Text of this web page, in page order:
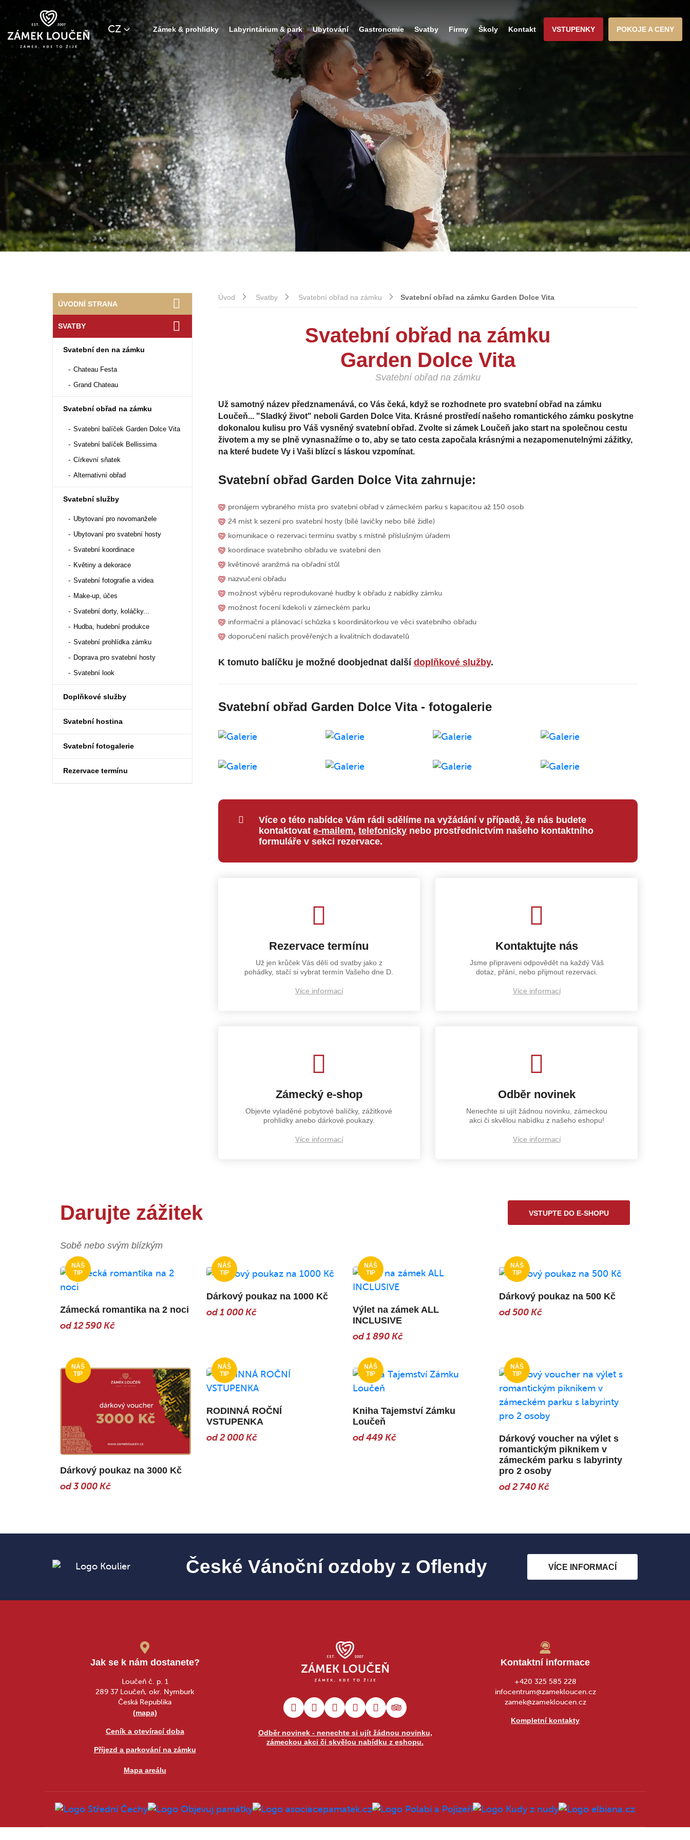
CZ VSTUPENKY POKOJE A CENY
Zámek & prohlídky Labyrintárium & park Ubytování Gastronomie Svatby Firmy Školy Kontakt
Úvod Svatby Svatební obřad na zámku Svatební obřad na zámku Garden Dolce Vita
Svatební obřad na zámku
Garden Dolce Vita
Svatební obřad na zámku
Už samotný název předznamenává, co Vás čeká, když se rozhodnete pro svatební obřad na zámku
Loučeň... "Sladký život" neboli Garden Dolce Vita. Krásné prostředí našeho romantického zámku poskytne
dokonalou kulisu pro Váš vysněný svatební obřad. Zvolte si zámek Loučeň jako start na společnou cestu
životem a my se plně vynasnažíme o to, aby se tato cesta započala krásnými a nezapomenutelnými zážitky,
na které budete Vy i Vaši blízcí s láskou vzpomínat.
Svatební obřad Garden Dolce Vita zahrnuje:
pronájem vybraného místa pro svatební obřad v zámeckém parku s kapacitou až 150 osob
24 míst k sezení pro svatební hosty (bílé lavičky nebo bílé židle)
komunikace o rezervaci termínu svatby s místně příslušným úřadem
koordinace svatebního obřadu ve svatební den
květinové aranžmá na obřadní stůl
nazvučení obřadu
možnost výběru reprodukované hudby k obřadu z nabídky zámku
možnost focení kdekoli v zámeckém parku
informační a plánovací schůzka s koordinátorkou ve věci svatebního obřadu
doporučení našich prověřených a kvalitních dodavatelů
K tomuto balíčku je možné doobjednat další doplňkové služby.
Svatební obřad Garden Dolce Vita - fotogalerie
Více o této nabídce Vám rádi sdělíme na vyžádání v případě, že nás budete
kontaktovate-mailem,telefonicky nebo prostřednictvím našeho kontaktního
formuláře v sekci rezervace.
Rezervace termínu
Už jen krůček Vás dělí od svatby jako z
pohádky, stačí si vybrat termín Vašeho dne D.
Více informací
Kontaktujte nás
Jsme připraveni odpovědět na každý Váš
dotaz, přání, nebo přijmout rezervaci.
Více informací
Zámecký e-shop
Objevte vyladěné pobytové balíčky, zážitkové
prohlídky anebo dárkové poukazy.
Více informací
Odběr novinek
Nenechte si ujít žádnou novinku, zámeckou
akci či skvělou nabídku z našeho eshopu!
Více informací
ÚVODNÍ STRANA
SVATBY
Svatební den na zámku
Chateau Festa
Grand Chateau
Svatební obřad na zámku
Svatební balíček Garden Dolce Vita
Svatební balíček Bellissima
Církevní sňatek
Alternativní obřad
Svatební služby
Ubytovaní pro novomanžele
Ubytovaní pro svatební hosty
Svatební koordinace
Květiny a dekorace
Svatební fotografie a videa
Make-up, účes
Svatební dorty, koláčky...
Hudba, hudební produkce
Svatební prohlídka zámku
Doprava pro svatební hosty
Svatební look
Doplňkové služby
Svatební hostina
Svatební fotogalerie
Rezervace termínu
Darujte zážitek
Sobě nebo svým blízkým
Zámecká romantika na 2 noci
od 12 590 Kč
Dárkový poukaz na 1000 Kč
od 1 000 Kč
Výlet na zámek ALL
INCLUSIVE
od 1 890 Kč
Dárkový poukaz na 500 Kč
od 500 Kč
Dárkový poukaz na 3000 Kč
od 3 000 Kč
RODINNÁ ROČNÍ
VSTUPENKA
od 2 000 Kč
Kniha Tajemství Zámku
Loučeň
od 449 Kč
Dárkový voucher na výlet s
romantickým piknikem v
zámeckém parku s labyrinty
pro 2 osoby
od 2 740 Kč
VSTUPTE DO E-SHOPU
České Vánoční ozdoby z Oflendy VÍCE INFORMACÍ
Jak se k nám dostanete?
Loučeň č. p. 1
289 37 Loučeň, okr. Nymburk
Česká Republika
(mapa)
Ceník a otevírací doba
Příjezd a parkování na zámku
Mapa areálu
Odběr novinek - nenechte si ujít žádnou novinku,
zámeckou akci či skvělou nabídku z eshopu.
Kontaktní informace
+420 325 585 228
infocentrum@zamekloucen.cz
zamek@zamekloucen.cz
Kompletní kontakty